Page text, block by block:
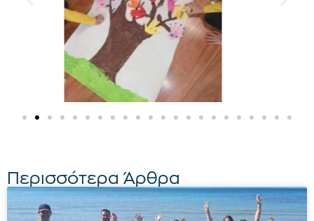
Περισσότερα Άρθρα